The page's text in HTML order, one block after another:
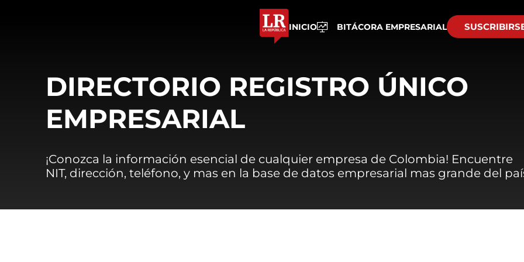
INICIO BITÁCORA EMPRESARIAL
DIRECTORIO REGISTRO ÚNICO
EMPRESARIAL
¡Conozca la información esencial de cualquier empresa de Colombia! Encuentre
NIT, dirección, teléfono, y mas en la base de datos empresarial mas grande del